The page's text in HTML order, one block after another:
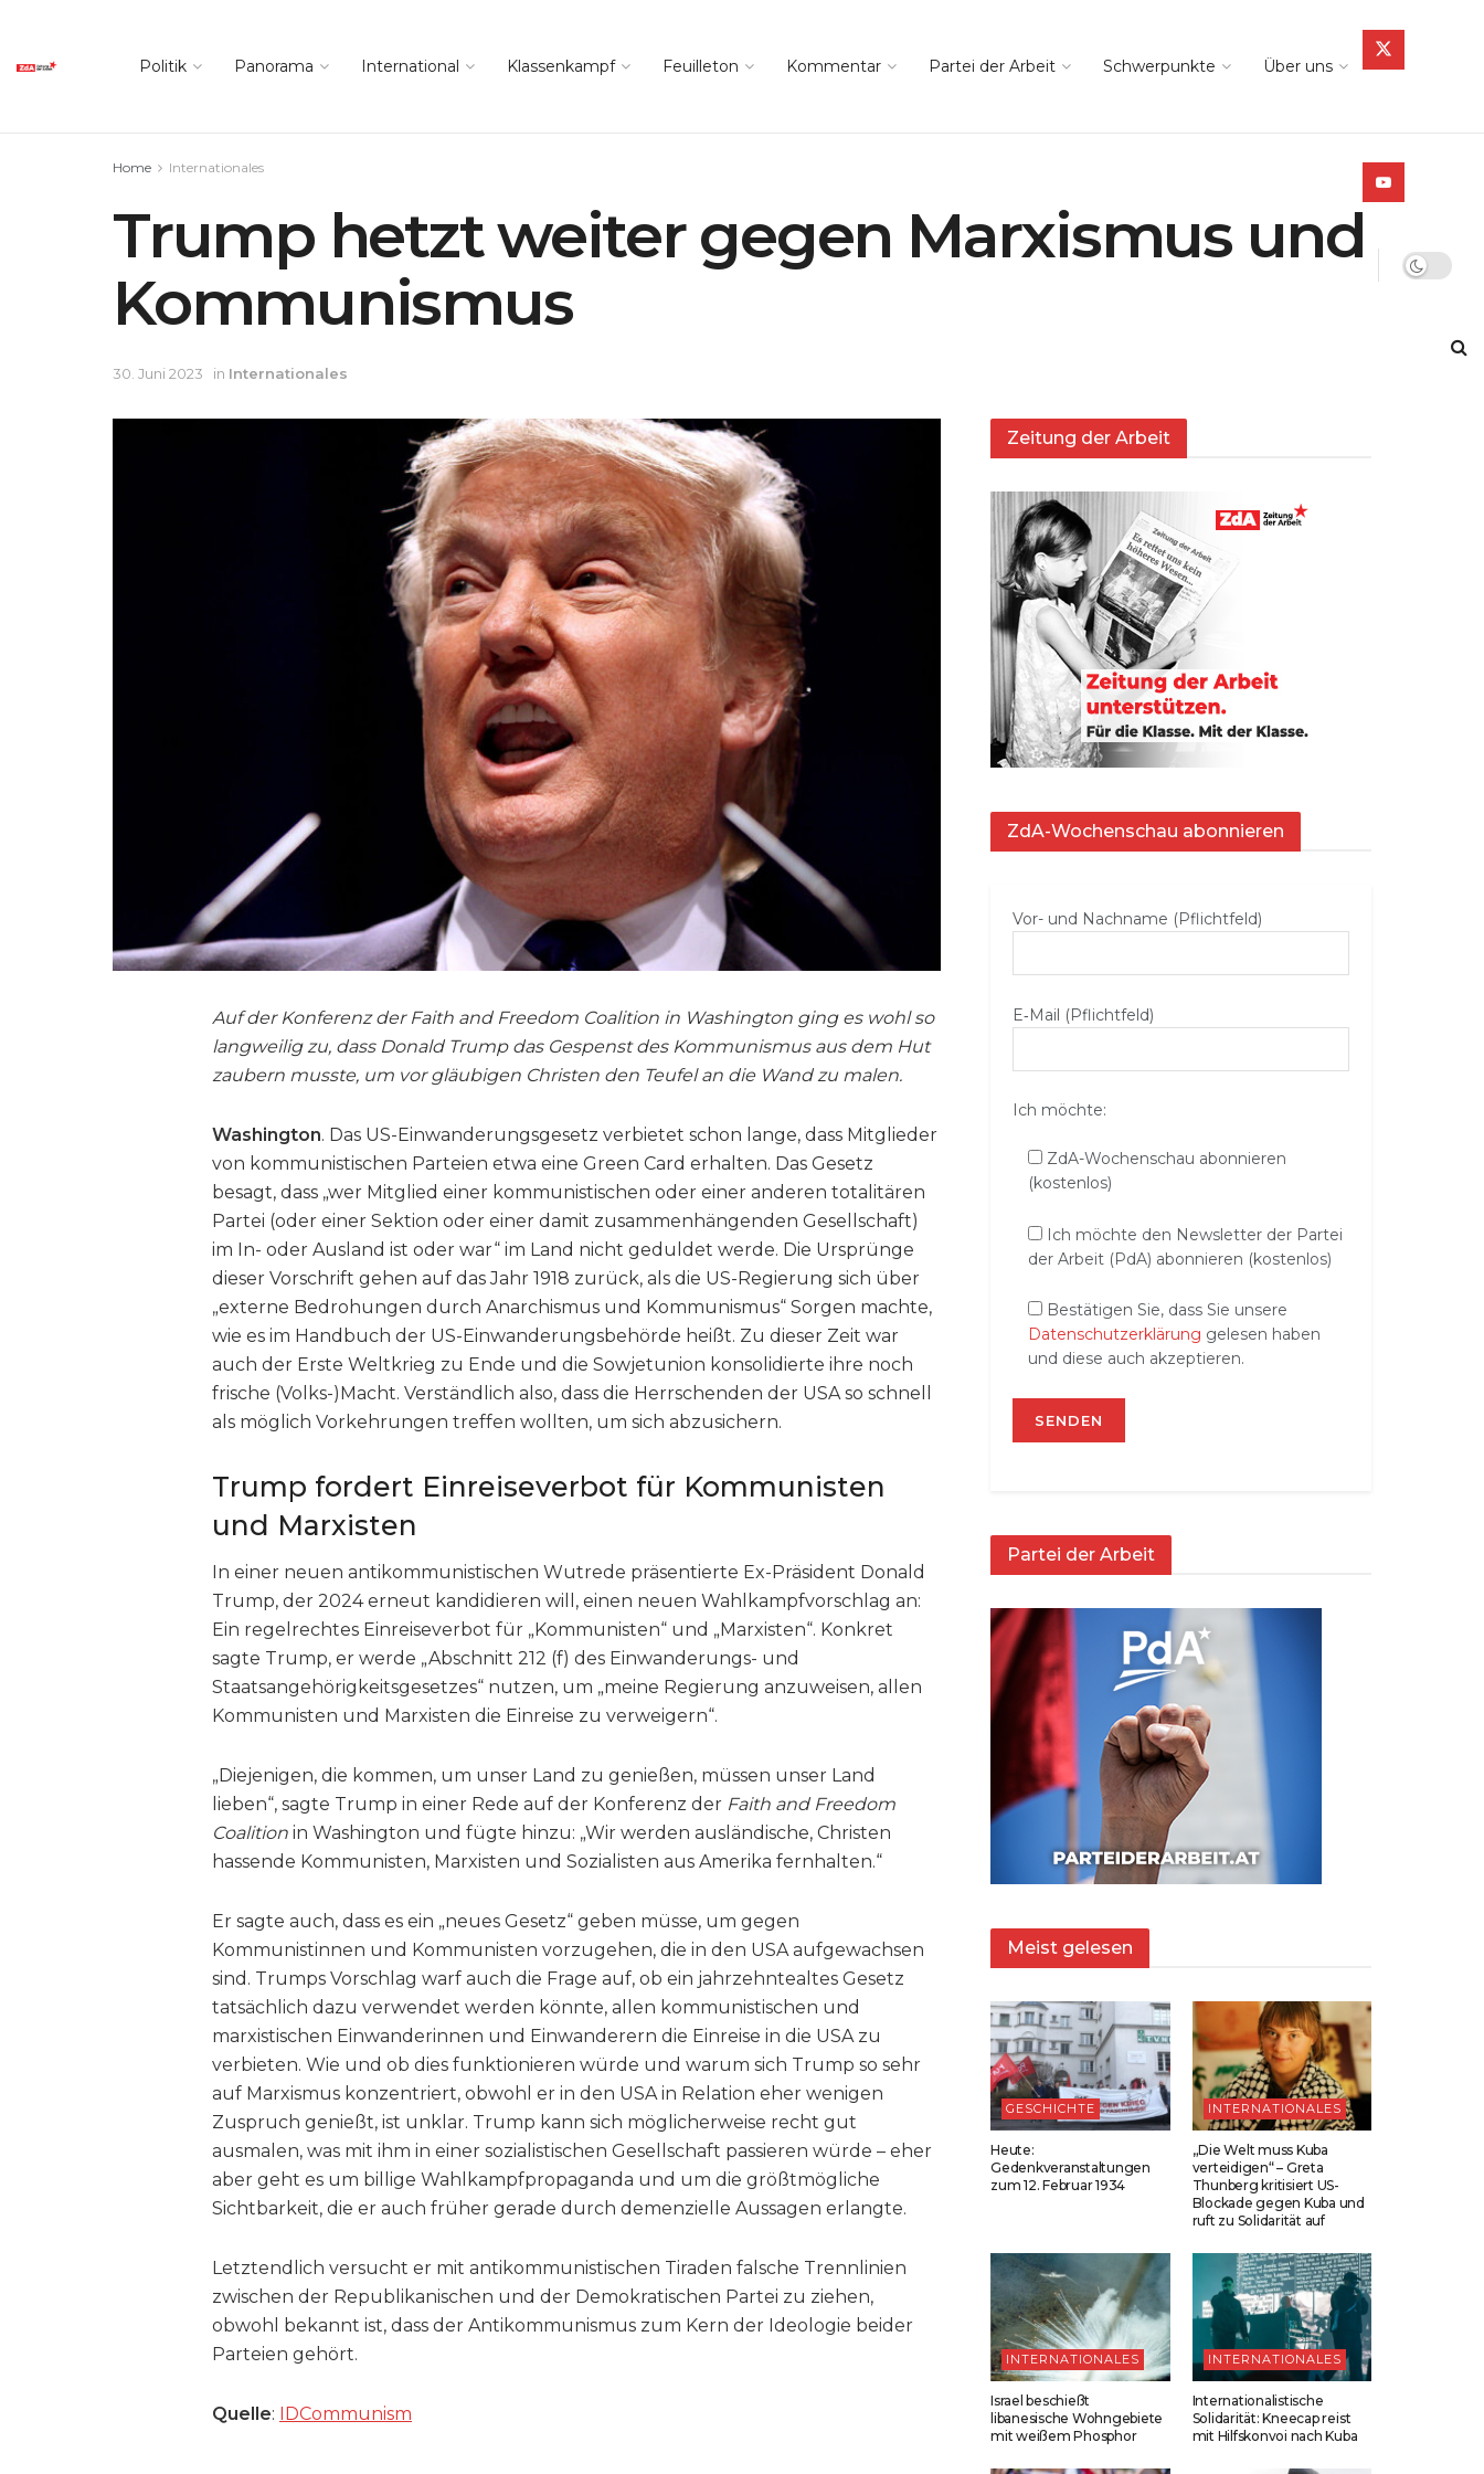
Politik Panorama International Klassenkampf Feuilleton Kommentar Partei der Arbeit Schwerpunkte Über uns
Home Internationales
Trump hetzt weiter gegen Marxismus und
Kommunismus
30. Juni 2023 in Internationales
Auf der Konferenz der Faith and Freedom Coalition in Washington ging es wohl so
langweilig zu, dass Donald Trump das Gespenst des Kommunismus aus dem Hut
zaubern musste, um vor gläubigen Christen den Teufel an die Wand zu malen.
Washington. Das US-Einwanderungsgesetz verbietet schon lange, dass Mitglieder
von kommunistischen Parteien etwa eine Green Card erhalten. Das Gesetz
besagt, dass „wer Mitglied einer kommunistischen oder einer anderen totalitären
Partei (oder einer Sektion oder einer damit zusammenhängenden Gesellschaft)
im In- oder Ausland ist oder war“ im Land nicht geduldet werde. Die Ursprünge
dieser Vorschrift gehen auf das Jahr 1918 zurück, als die US-Regierung sich über
„externe Bedrohungen durch Anarchismus und Kommunismus“ Sorgen machte,
wie es im Handbuch der US-Einwanderungsbehörde heißt. Zu dieser Zeit war
auch der Erste Weltkrieg zu Ende und die Sowjetunion konsolidierte ihre noch
frische (Volks-)Macht. Verständlich also, dass die Herrschenden der USA so schnell
als möglich Vorkehrungen treffen wollten, um sich abzusichern.
Trump fordert Einreiseverbot für Kommunisten
und Marxisten
In einer neuen antikommunistischen Wutrede präsentierte Ex-Präsident Donald
Trump, der 2024 erneut kandidieren will, einen neuen Wahlkampfvorschlag an:
Ein regelrechtes Einreiseverbot für „Kommunisten“ und „Marxisten“. Konkret
sagte Trump, er werde „Abschnitt 212 (f) des Einwanderungs- und
Staatsangehörigkeitsgesetzes“ nutzen, um „meine Regierung anzuweisen, allen
Kommunisten und Marxisten die Einreise zu verweigern“.
„Diejenigen, die kommen, um unser Land zu genießen, müssen unser Land
lieben“, sagte Trump in einer Rede auf der Konferenz der Faith and Freedom
Coalition in Washington und fügte hinzu: „Wir werden ausländische, Christen
hassende Kommunisten, Marxisten und Sozialisten aus Amerika fernhalten.“
Er sagte auch, dass es ein „neues Gesetz“ geben müsse, um gegen
Kommunistinnen und Kommunisten vorzugehen, die in den USA aufgewachsen
sind. Trumps Vorschlag warf auch die Frage auf, ob ein jahrzehntealtes Gesetz
tatsächlich dazu verwendet werden könnte, allen kommunistischen und
marxistischen Einwanderinnen und Einwanderern die Einreise in die USA zu
verbieten. Wie und ob dies funktionieren würde und warum sich Trump so sehr
auf Marxismus konzentriert, obwohl er in den USA in Relation eher wenigen
Zuspruch genießt, ist unklar. Trump kann sich möglicherweise recht gut
ausmalen, was mit ihm in einer sozialistischen Gesellschaft passieren würde – eher
aber geht es um billige Wahlkampfpropaganda und um die größtmögliche
Sichtbarkeit, die er auch früher gerade durch demenzielle Aussagen erlangte.
Letztendlich versucht er mit antikommunistischen Tiraden falsche Trennlinien
zwischen der Republikanischen und der Demokratischen Partei zu ziehen,
obwohl bekannt ist, dass der Antikommunismus zum Kern der Ideologie beider
Parteien gehört.
Quelle: IDCommunism
Zeitung der Arbeit
ZdA-Wochenschau abonnieren
Vor- und Nachname (Pflichtfeld)
E‑Mail (Pflichtfeld)
Ich möchte:
ZdA-Wochenschau abonnieren
(kostenlos)
Ich möchte den Newsletter der Partei
der Arbeit (PdA) abonnieren (kostenlos)
Bestätigen Sie, dass Sie unsere
Datenschutzerklärung gelesen haben
und diese auch akzeptieren.
Partei der Arbeit
Meist gelesen
GESCHICHTE
Heute:
Gedenkveranstaltungen
zum 12. Februar 1934
INTERNATIONALES
„Die Welt muss Kuba
verteidigen“ – Greta
Thunberg kritisiert US-
Blockade gegen Kuba und
ruft zu Solidarität auf
INTERNATIONALES
Israel beschießt
libanesische Wohngebiete
mit weißem Phosphor
INTERNATIONALES
Internationalistische
Solidarität: Kneecap reist
mit Hilfskonvoi nach Kuba